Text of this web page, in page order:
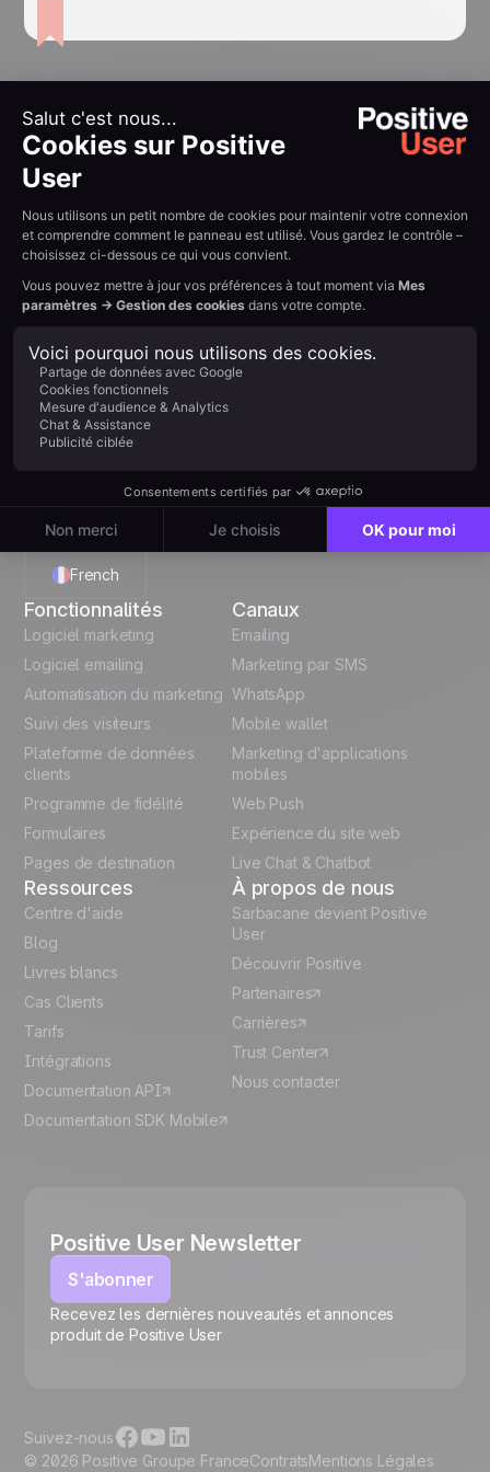
🍪
Oubliez la
complexité. Place
à la simplicité.
Ne choisissez plus entre simplicité et puissance.
Avec Positive User, unifiez votre marketing,
engagez vos clients et accélérez votre croissance
sur une interface unique, pensée pour vous.
Commencez maintenant
FRANCE
French
English
German
Italian
Fonctionnalités
Logiciel marketing
Logiciel emailing
Automatisation du marketing
Suivi des visiteurs
Plateforme de données
clients
Programme de fidélité
Formulaires
Pages de destination
Canaux
Emailing
Marketing par SMS
WhatsApp
Mobile wallet
Marketing d'applications
mobiles
Web Push
Expérience du site web
Live Chat & Chatbot
Ressources
Centre d'aide
Blog
Livres blancs
Cas Clients
Tarifs
Intégrations
Documentation API
Documentation SDK Mobile
À propos de nous
Sarbacane devient Positive
User
Découvrir Positive
Partenaires
Carrières
Trust Center
Nous contacter
Positive User Newsletter
S'abonner
Recevez les dernières nouveautés et annonces
produit de Positive User
© 2026 Positive Groupe FranceContratsMentions Légales
Suivez-nous